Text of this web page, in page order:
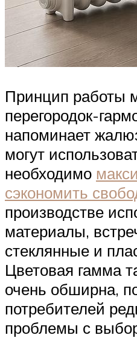
Принцип работы
перегородок-
напоминает
могут
необходимо
сэкономить
производстве
материалы,
стеклянные и
Цветовая гамма
очень обширна,
потребителей
проблемы с